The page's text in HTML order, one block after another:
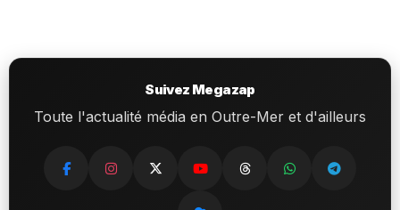
Suivez Megazap
Toute l'actualité média en Outre-Mer et d'ailleurs